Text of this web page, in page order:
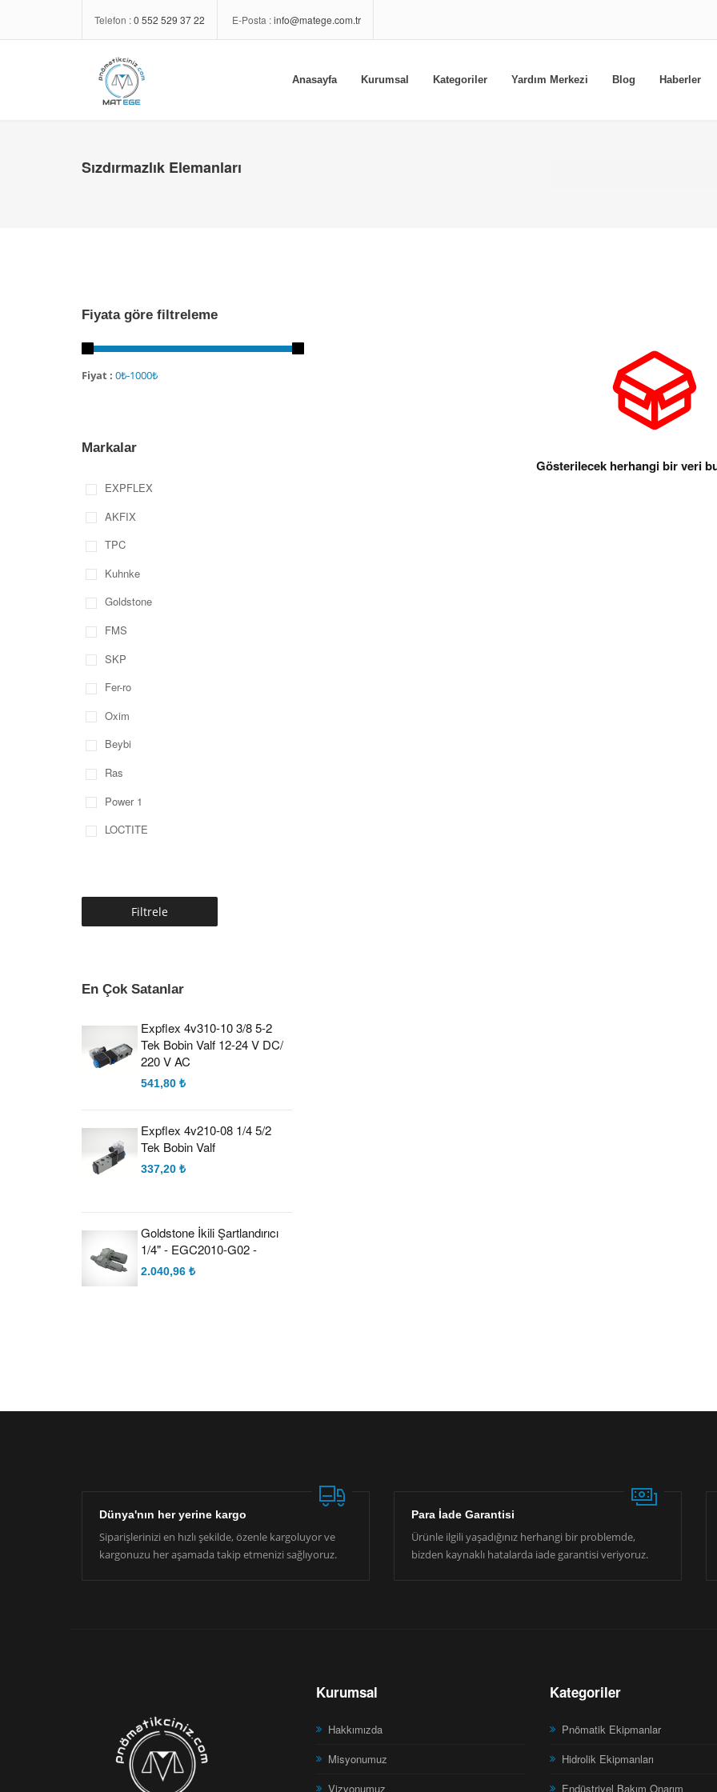
Telefon :0 552 529 37 22 E-Posta :info@matege.com.tr
Anasayfa Kurumsal Kategoriler Yardım Merkezi Blog Haberler
Sızdırmazlık Elemanları
Fiyata göre filtreleme
Fiyat :
Markalar
EXPFLEX
AKFIX
TPC
Kuhnke
Goldstone
FMS
SKP
Fer-ro
Oxim
Beybi
Ras
Power 1
LOCTITE
Filtrele
En Çok Satanlar
Expflex 4v310-10 3/8 5-2
Tek Bobin Valf 12-24 V DC/
220 V AC
541,80 ₺
Expflex 4v210-08 1/4 5/2
Tek Bobin Valf
337,20 ₺
Goldstone İkili Şartlandırıcı
1/4" - EGC2010-G02 -
2.040,96 ₺
Gösterilecek herhangi bir veri
Dünya'nın her yerine kargo
Siparişlerinizi en hızlı şekilde, özenle kargoluyor ve
kargonuzu her aşamada takip etmenizi sağlıyoruz.
Para İade Garantisi
Ürünle ilgili yaşadığınız herhangi bir problemde,
bizden kaynaklı hatalarda iade garantisi veriyoruz.
Kurumsal
Hakkımızda
Misyonumuz
Vizyonumuz
Kategoriler
Pnömatik Ekipmanlar
Hidrolik Ekipmanları
Endüstriyel Bakım Onarım